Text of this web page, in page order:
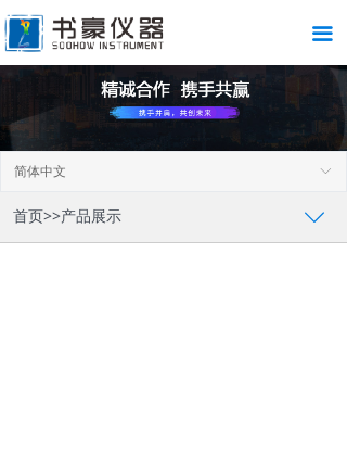
끀
ꀅ
简体中文
首页>>产品展示 ꄳ